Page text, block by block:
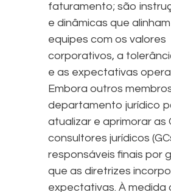
faturamento; são
e dinâmicas que
equipes com os valores
corporativos, a
e as expectativas
Embora outros
departamento jurídico
atualizar e aprimorar as
consultores jurídicos
responsáveis finais por
que as diretrizes
expectativas. À medida